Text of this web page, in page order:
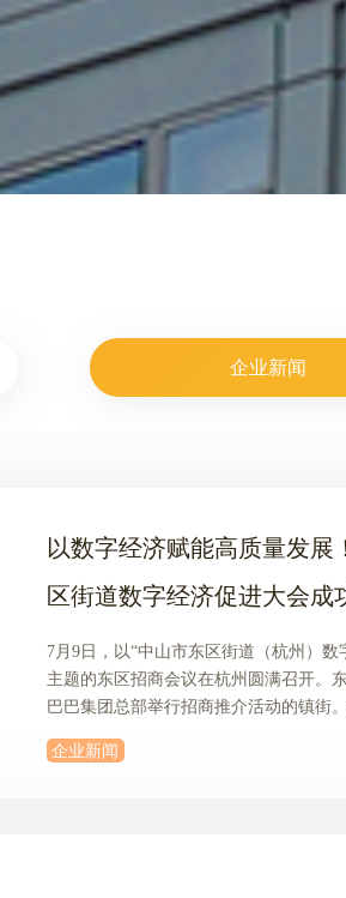
企业新闻
以数字经济赋能高质量发展
区街道数字经济促进大会成
7月9日，以“中山市东区街道（杭州）
主题的东区招商会议在杭州圆满召开。
巴巴集团总部举行招商推介活动的镇街
中山市工业和信息化局和中山市人民政
维网络科技有限公司承办。
企业新闻